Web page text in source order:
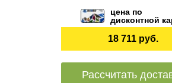
цена по
дисконтной
18 711 руб.
Рассчитать